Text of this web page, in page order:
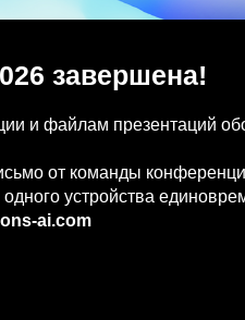
презентаций обоих дней
команды конференции.
единовременно.